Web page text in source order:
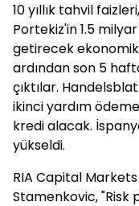
10 yıllık tahvil
Portekiz'in 1.5
getirecek
ardından son 5
çıktılar.
ikinci yardım
kredi alacak.
yükseldi.
RIA Capital
Stamenkovic, "Risk